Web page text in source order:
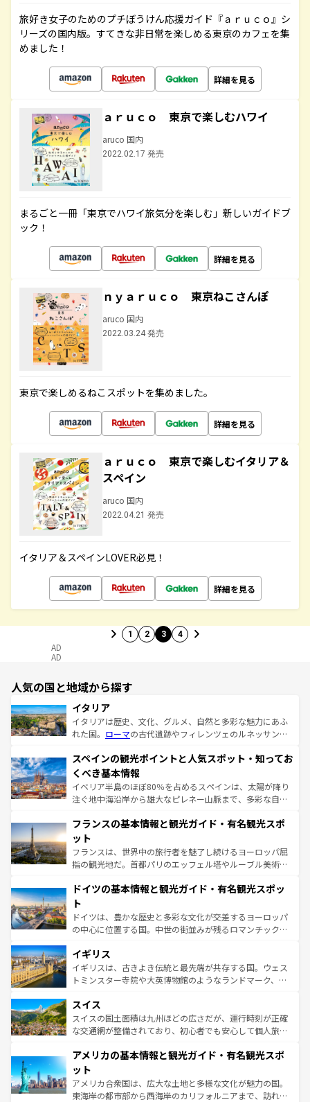
旅好き女子のためのプチぼうけん応援ガイド『ａｒｕｃｏ』シ
リーズの国内版。すてきな非日常を楽しめる東京のカフェを集
めました！
詳細を見る
ａｒｕｃｏ 東京で楽しむハワイ
aruco 国内
2022.02.17 発売
まるごと一冊「東京でハワイ旅気分を楽しむ」新しいガイドブ
ック！
詳細を見る
ｎｙａｒｕｃｏ 東京ねこさんぽ
aruco 国内
2022.03.24 発売
東京で楽しめるねこスポットを集めました。
詳細を見る
ａｒｕｃｏ 東京で楽しむイタリア＆
スペイン
aruco 国内
2022.04.21 発売
イタリア＆スペインLOVER必見！
詳細を見る
1 2 3 4
AD
AD
人気の国と地域から探す
イタリア
イタリアは歴史、文化、グルメ、自然と多彩な魅力にあふ
れた国。 ローマの古代遺跡やフィレンツェのルネッサンス
ろん、トスカーナの美しい田園風景やアマルフィ海岸の絶
景など、自然景観も見逃せない。観光の合間には、本場の
ピザやパスタなど、絶品のイタリア料理を堪能することも
できる。朝目覚めてから夜眠るまで、すべての瞬間を楽し
なお、新着のイタリア情報はコンテンツ一覧を参照してほ
しい。
スペインの観光ポイントと人気スポット・知ってお
くべき基本情報
イベリア半島のほぼ80％を占めるスペインは、太陽が降り
注ぐ地中海沿岸から雄大なピレネー山脈まで、多彩な自然
文化が根付くこの国では、情熱的なフラメンコ、熱気あふ
れる闘牛、そして美味しいタパスが生活の一部となってい
る。首都マドリードの洗練された雰囲気や、バルセロナの
アートに溢れた街角から、地方では古代ローマ遺跡や中世
せる。地方によって風土や気候が異なるスペインはその個
ンテンツ一覧 を参照してほしい。
フランスの基本情報と観光ガイド・有名観光スポ
ット
フランスは、世界中の旅行者を魅了し続けるヨーロッパ屈
指の観光地だ。首都パリのエッフェル塔やルーブル美術館
で、幅広い魅力が詰まっている。華麗な宮殿、歴史的な大
聖堂、美しいビーチ、そして豊かな自然が、訪れる者を心
から魅了する。また、フランスは美食の国としても知ら
れ、フランス料理はユネスコ無形文化遺産にも登録されて
香り高いラベンダー畑など、多彩な楽しみ方が可能だ。さ
らに、パリ以外の地域にも魅力が溢れており、どの街角に
も豊かな歴史と文化が息づいている。パリ以外の個性あふ
を参照してほしい。
ドイツの基本情報と観光ガイド・有名観光スポッ
ト
ドイツは、豊かな歴史と多彩な文化が交差するヨーロッパ
の中心に位置する国。中世の街並みが残るロマンチック街
顔を持つこの国は、どこを歩いても飽きることがない。ベ
ルリンの文化的活気、バイエルン州のアルプスの絶景、そ
してライン川沿いのワイン畑といった風景は必見。ビール
は、お酒好きな人にはぜひ体験してほしい。 なお、新着の
ドイツ情報はコンテンツ一覧を参照してほしい。
イギリス
イギリスは、古きよき伝統と最先端が共存する国。ウェス
トミンスター寺院や大英博物館のようなランドマーク、歴
リアごとに異なる魅力がある。また、優雅なアフタヌーン
ティー、ビール好きにはたまらない英国パブ、サッカー観
戦など、本場だからこそできる体験も豊富。イギリスを旅
ンツ一覧を参照してほしい。
スイス
スイスの国土面積は九州ほどの広さだが、運行時刻が正確
な交通網が整備されており、初心者でも安心して個人旅行
の建物がそのまま残る町や、スイスならではのユニークな
博物館もあり、アルプス観光だけでなく町歩きも満喫する
ことができる。国民の所得が高いため物価も高いが、旅行
者向けの交通パス提供のサービスもあり、うまく活用すれ
アメリカの基本情報と観光ガイド・有名観光スポ
ット
アメリカ合衆国は、広大な土地と多様な文化が魅力の国。
東海岸の都市部から西海岸のカリフォルニアまで、訪れる